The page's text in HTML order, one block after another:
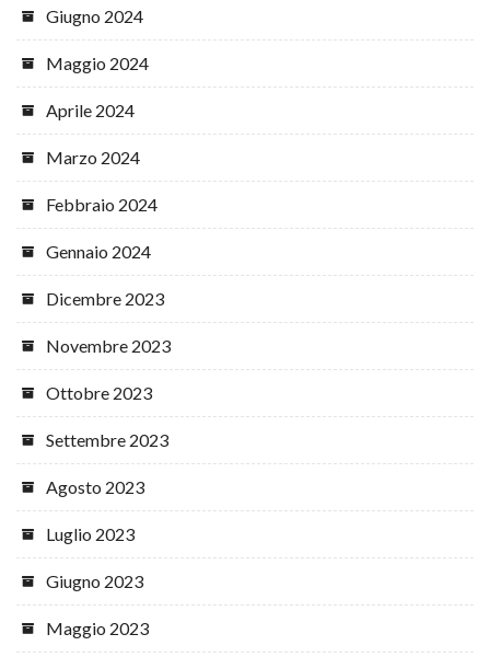
Giugno 2024
Maggio 2024
Aprile 2024
Marzo 2024
Febbraio 2024
Gennaio 2024
Dicembre 2023
Novembre 2023
Ottobre 2023
Settembre 2023
Agosto 2023
Luglio 2023
Giugno 2023
Maggio 2023